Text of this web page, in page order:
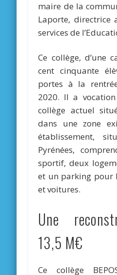
maire de la
Laporte, directrice
services de
Ce collège, d’une
cent cinquante
portes à la
2020. Il a
collège actuel
dans une zone
établissement,
Pyrénées,
sportif, deux
et un parking pour
et voitures.
Une
13,5 M€
Ce collège